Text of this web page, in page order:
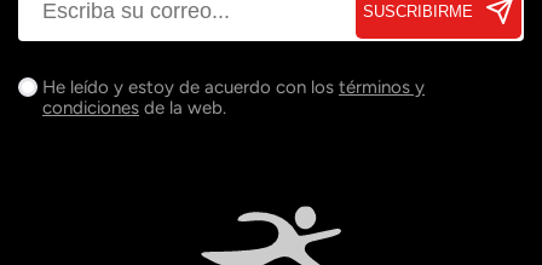
SUSCRIBIRME
He leído y estoy de acuerdo con los términos y
condiciones de la web.